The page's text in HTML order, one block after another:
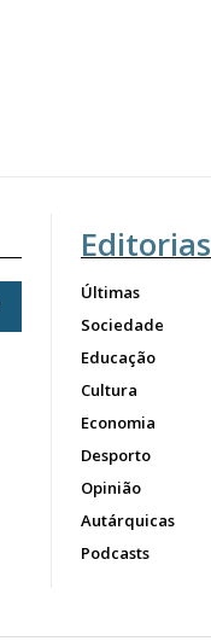
Editorias
Últimas
Sociedade
Educação
Cultura
Economia
Desporto
Opinião
Autárquicas
Podcasts